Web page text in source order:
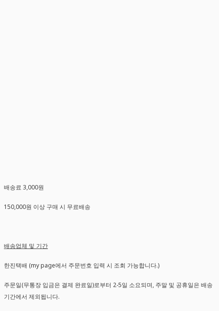
배송료 3,000원
150,000원 이상 구매 시 무료배송
배송업체 및 기간
한진택배 (my page에서 주문번호 입력 시 조회 가능합니다.)
주문일(무통장 입금은 결제 완료일)로부터 2-5일 소요되며, 주말 및 공휴일은 배송
기간에서 제외됩니다.